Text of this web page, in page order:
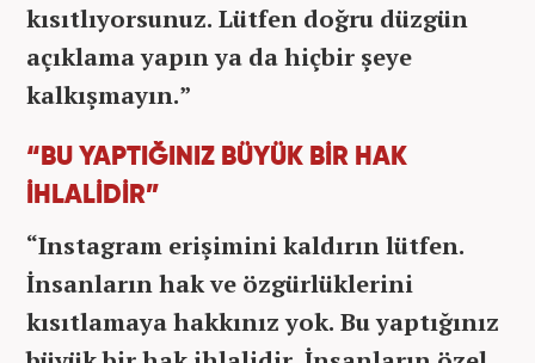
kısıtlıyorsunuz. Lütfen doğru düzgün
açıklama yapın ya da hiçbir şeye
kalkışmayın.”
“BU YAPTIĞINIZ BÜYÜK BİR HAK
İHLALİDİR”
“Instagram erişimini kaldırın lütfen.
İnsanların hak ve özgürlüklerini
kısıtlamaya hakkınız yok. Bu yaptığınız